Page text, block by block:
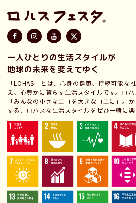
一人ひとりの生活スタイルが
地球の未来を変えてゆく
「LOHAS」とは、心身の健康、持続可能な
え、心豊かに暮らす生活スタイルです。ロハ
「みんなの小さなエコを大きなコエに」。
する、ロハスな生活スタイルをぜひ一緒に楽